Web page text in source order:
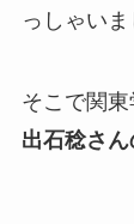
っしゃいま
そこで関東
出石稔さ